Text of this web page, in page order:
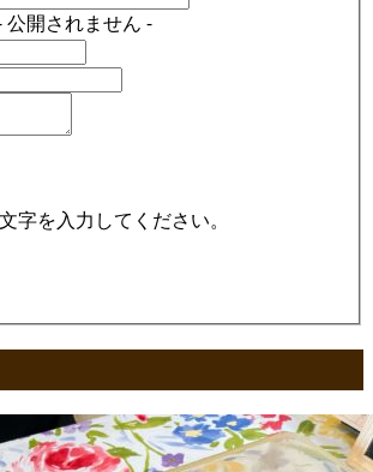
公開されません -
字を入力してください。